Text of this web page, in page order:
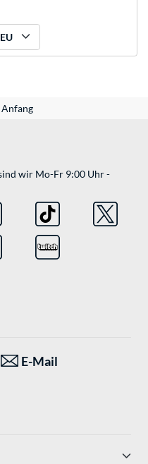
wir Mo-Fr 9:00 Uhr -
E-Mail